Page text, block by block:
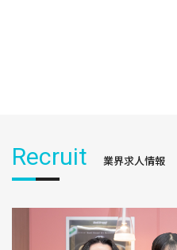
Recruit 業界求人情報